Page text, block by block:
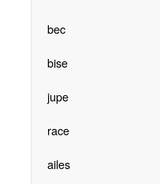
bec
bise
jupe
race
ailes